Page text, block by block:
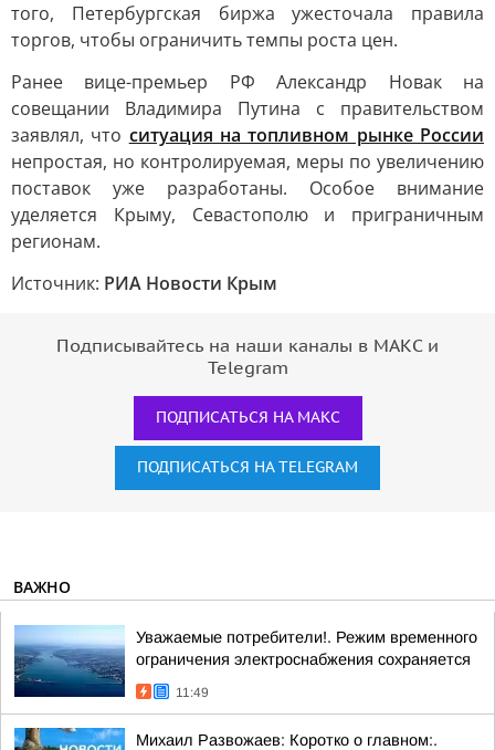
того, Петербургская биржа ужесточала правила
торгов, чтобы ограничить темпы роста цен.
Ранее вице-премьер РФ Александр Новак на
совещании Владимира Путина с правительством
заявлял, что ситуация на топливном рынке России
непростая, но контролируемая, меры по увеличению
поставок уже разработаны. Особое внимание
уделяется Крыму, Севастополю и приграничным
регионам.
Источник: РИА Новости Крым
Подписывайтесь на наши каналы в МАКС и
Telegram
ПОДПИСАТЬСЯ НА МАКС
ПОДПИСАТЬСЯ НА TELEGRAM
ВАЖНО
Уважаемые потребители!. Режим временного
ограничения электроснабжения сохраняется
11:49
Михаил Развожаев: Коротко о главном:.